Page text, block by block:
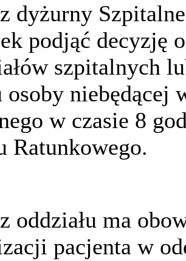
dyżurny
podjąć decyzję
szpitalnych
osoby niebędącej
w czasie 8
Ratunkowego.
oddziału ma
pacjenta w